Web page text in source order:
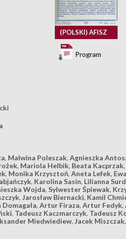
(POLSKI) AFISZ
Program
, Malwina Poleszak,Agnieszka
, Mariola Helbik, Beata Kacprzak
, Monika Krzysztoń,Aneta Lefek,
, Karolina Sasin, Lilianna
Wojda, Sylwester Śpiewak,
,Jarosław Biernacki, Kamil
,Artur Firaza,Artur Fedyk,
, Tadeusz Kaczmarczyk, Tadeusz
Miedwiediew,Jacek Miszczak,